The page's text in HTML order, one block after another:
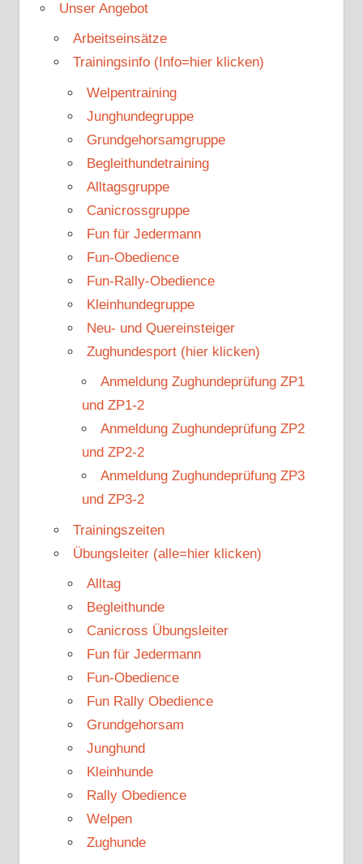
Unser Angebot
Arbeitseinsätze
Trainingsinfo (Info=hier klicken)
Welpentraining
Junghundegruppe
Grundgehorsamgruppe
Begleithundetraining
Alltagsgruppe
Canicrossgruppe
Fun für Jedermann
Fun-Obedience
Fun-Rally-Obedience
Kleinhundegruppe
Neu- und Quereinsteiger
Zughundesport (hier klicken)
Anmeldung Zughundeprüfung ZP1
und ZP1-2
Anmeldung Zughundeprüfung ZP2
und ZP2-2
Anmeldung Zughundeprüfung ZP3
und ZP3-2
Trainingszeiten
Übungsleiter (alle=hier klicken)
Alltag
Begleithunde
Canicross Übungsleiter
Fun für Jedermann
Fun-Obedience
Fun Rally Obedience
Grundgehorsam
Junghund
Kleinhunde
Rally Obedience
Welpen
Zughunde